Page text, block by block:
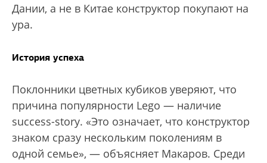
Дании, а не в Китае конструктор покупают на
ура.
История успеха
Поклонники цветных кубиков уверяют, что
причина популярности Lego — наличие
success-story. «Это означает, что конструктор
знаком сразу нескольким поколениям в
одной семье», — объясняет Макаров. Среди